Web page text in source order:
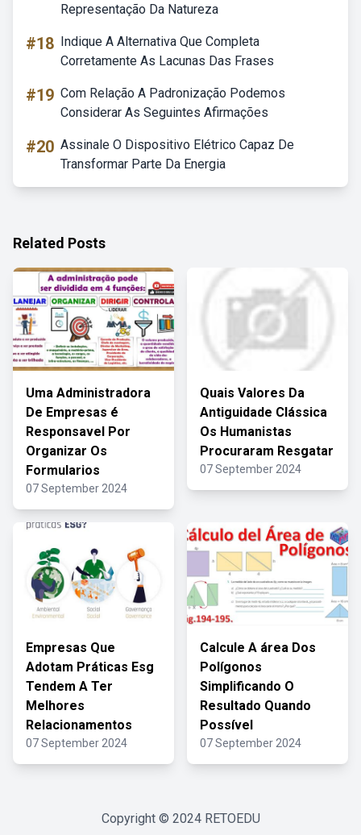
Representação Da Natureza
#18 Indique A Alternativa Que Completa
Corretamente As Lacunas Das Frases
#19 Com Relação A Padronização Podemos
Considerar As Seguintes Afirmações
#20 Assinale O Dispositivo Elétrico Capaz De
Transformar Parte Da Energia
Related Posts
Uma Administradora
De Empresas é
Responsavel Por
Organizar Os
Formularios
07 September 2024
Quais Valores Da
Antiguidade Clássica
Os Humanistas
Procuraram Resgatar
07 September 2024
Empresas Que
Adotam Práticas Esg
Tendem A Ter
Melhores
Relacionamentos
07 September 2024
Calcule A área Dos
Polígonos
Simplificando O
Resultado Quando
Possível
07 September 2024
Copyright © 2024 RETOEDU